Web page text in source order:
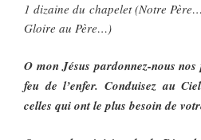
1 dizaine du chapelet (Notre
Gloire au Père…)
O mon Jésus pardonnez-nous
feu de l’enfer. Conduisez au
celles qui ont le plus besoin de